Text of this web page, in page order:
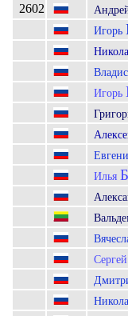
2602
Игорь
Игорь
Илья
Сергей